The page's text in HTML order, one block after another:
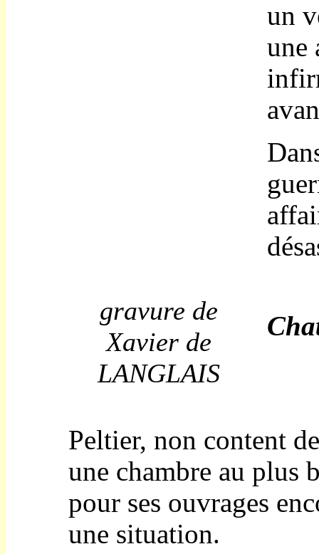
un
une
gravure de
Xavier de
LANGLAIS
Peltier, non content
une chambre au plus
pour ses ouvrages
une situation.